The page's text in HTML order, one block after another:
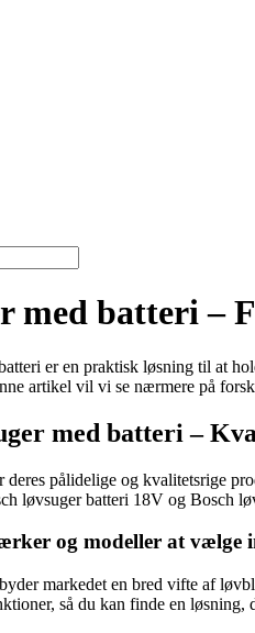
med batteri –
er en praktisk løsning til at
artikel vil vi se nærmere på
med batteri –
deres pålidelige og kvalitetsrige
løvsuger batteri 18V og Bosch
og modeller at vælge
markedet en bred vifte af
så du kan finde en løsning,